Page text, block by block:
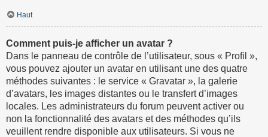
Haut
Comment puis-je afficher un avatar ?
Dans le panneau de contrôle de l’utilisateur, sous « Profil »,
vous pouvez ajouter un avatar en utilisant une des quatre
méthodes suivantes : le service « Gravatar », la galerie
d’avatars, les images distantes ou le transfert d’images
locales. Les administrateurs du forum peuvent activer ou
non la fonctionnalité des avatars et des méthodes qu’ils
veuillent rendre disponible aux utilisateurs. Si vous ne